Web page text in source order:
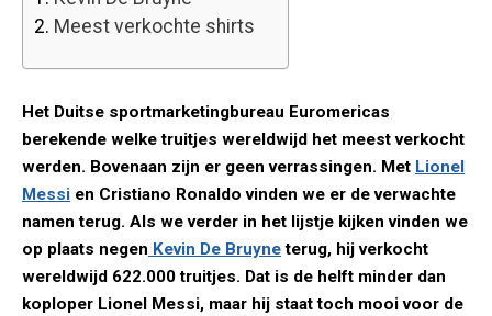
2. Meest verkochte shirts
Het Duitse sportmarketingbureau Euromericas
berekende welke truitjes wereldwijd het meest verkocht
werden. Bovenaan zijn er geen verrassingen. Met Lionel
Messi en Cristiano Ronaldo vinden we er de verwachte
namen terug. Als we verder in het lijstje kijken vinden we
op plaats negen Kevin De Bruyneterug, hij verkocht
wereldwijd 622.000 truitjes. Dat is de helft minder dan
koploper Lionel Messi, maar hij staat toch mooi voor de